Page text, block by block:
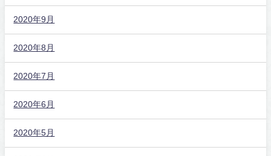
2020年9月
2020年8月
2020年7月
2020年6月
2020年5月